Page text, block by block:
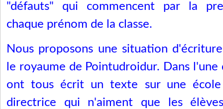
"défauts" qui commencent par la
chaque prénom de la classe.
Nous proposons une situation
le royaume de Pointudroidur. Dans l'une
ont tous écrit un texte sur une
directrice qui n'aiment que les